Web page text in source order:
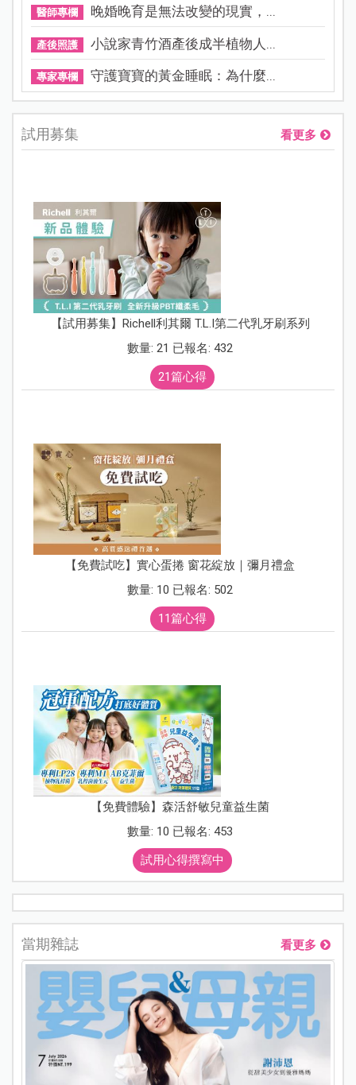
醫師專欄 晚婚晚育是無法改變的現實，...
產後照護 小說家青竹酒產後成半植物人...
專家專欄 守護寶寶的黃金睡眠：為什麼...
試用募集 看更多
【試用募集】Richell利其爾 T.L.I第二代乳牙刷系列
數量: 21 已報名: 432
21篇心得
【免費試吃】實心蛋捲 窗花綻放｜彌月禮盒
數量: 10 已報名: 502
11篇心得
【免費體驗】森活舒敏兒童益生菌
數量: 10 已報名: 453
試用心得撰寫中
當期雜誌 看更多